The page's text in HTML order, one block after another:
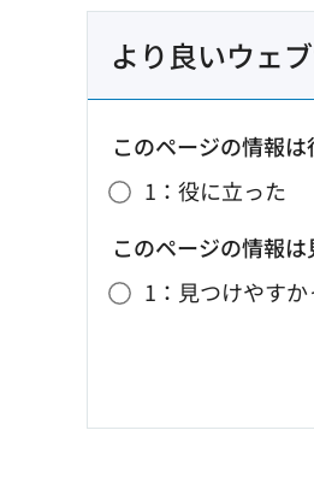
より良いウェ
このページの情報
1：役に立った
このページの情報
1：見つけやすか